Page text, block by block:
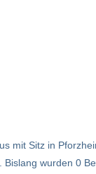
mit Sitz in
Bislang wurden 0